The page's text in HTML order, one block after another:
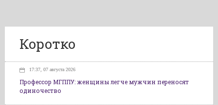
Коротко
17:37, 07 августа 2026
Профессор МГППУ: женщины легче мужчин переносят
одиночество